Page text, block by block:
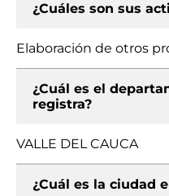
¿Cuáles son sus
Elaboración de otros
¿Cuál es el
registra?
VALLE DEL CAUCA
¿Cuál es la ciudad